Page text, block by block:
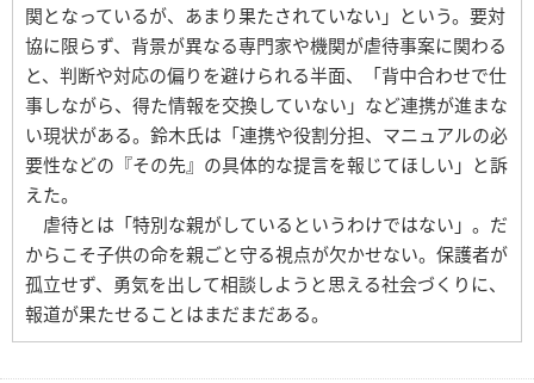
関となっているが、あまり果たされていない」という。要対
協に限らず、背景が異なる専門家や機関が虐待事案に関わる
と、判断や対応の偏りを避けられる半面、「背中合わせで仕
事しながら、得た情報を交換していない」など連携が進まな
い現状がある。鈴木氏は「連携や役割分担、マニュアルの必
要性などの『その先』の具体的な提言を報じてほしい」と訴
えた。
虐待とは「特別な親がしているというわけではない」。だ
からこそ子供の命を親ごと守る視点が欠かせない。保護者が
孤立せず、勇気を出して相談しようと思える社会づくりに、
報道が果たせることはまだまだある。